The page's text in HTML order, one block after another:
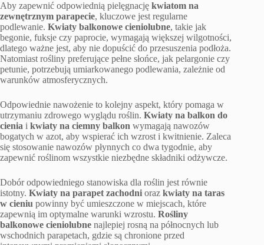
Aby zapewnić odpowiednią pielęgnację kwiatom na
zewnętrznym parapecie, kluczowe jest regularne
podlewanie. Kwiaty balkonowe cieniolubne, takie jak
begonie, fuksje czy paprocie, wymagają większej wilgotności,
dlatego ważne jest, aby nie dopuścić do przesuszenia podłoża.
Natomiast rośliny preferujące pełne słońce, jak pelargonie czy
petunie, potrzebują umiarkowanego podlewania, zależnie od
warunków atmosferycznych.
Odpowiednie nawożenie to kolejny aspekt, który pomaga w
utrzymaniu zdrowego wyglądu roślin. Kwiaty na balkon do
cienia i kwiaty na ciemny balkon wymagają nawozów
bogatych w azot, aby wspierać ich wzrost i kwitnienie. Zaleca
się stosowanie nawozów płynnych co dwa tygodnie, aby
zapewnić roślinom wszystkie niezbędne składniki odżywcze.
Dobór odpowiedniego stanowiska dla roślin jest równie
istotny. Kwiaty na parapet zachodni oraz kwiaty na taras
w cieniu powinny być umieszczone w miejscach, które
zapewnią im optymalne warunki wzrostu. Rośliny
balkonowe cieniolubne najlepiej rosną na północnych lub
wschodnich parapetach, gdzie są chronione przed